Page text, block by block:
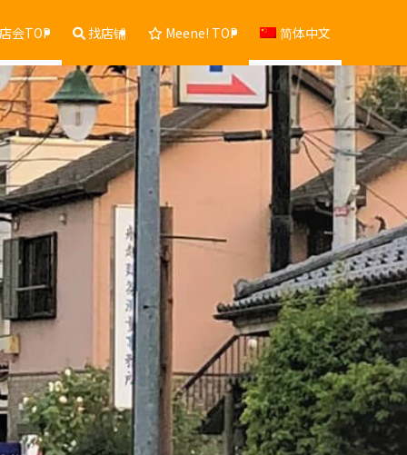
会TOP 找店铺 Meene! TOP 简体中文